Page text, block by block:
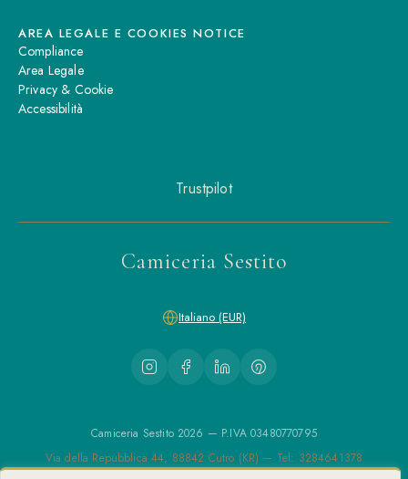
AREA LEGALE E COOKIES NOTICE
Compliance
Area Legale
Privacy & Cookie
Accessibilità
Trustpilot
Italiano (EUR)
Camiceria Sestito
Camiceria Sestito 2026 — P.IVA 03480770795
Via della Repubblica 44, 88842 Cutro (KR) — Tel: 3284641378